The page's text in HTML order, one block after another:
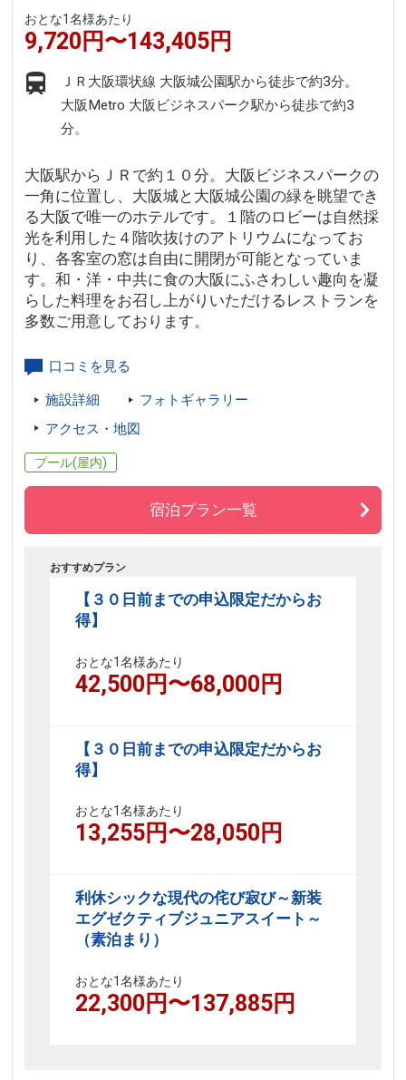
おとな1名様あたり
9,720円〜143,405円
ＪＲ大阪環状線 大阪城公園駅から徒歩で約3分。
大阪Metro 大阪ビジネスパーク駅から徒歩で約3
分。
大阪駅からＪＲで約１０分。大阪ビジネスパークの
一角に位置し、大阪城と大阪城公園の緑を眺望でき
る大阪で唯一のホテルです。１階のロビーは自然採
光を利用した４階吹抜けのアトリウムになってお
り、各客室の窓は自由に開閉が可能となっていま
す。和・洋・中共に食の大阪にふさわしい趣向を凝
らした料理をお召し上がりいただけるレストランを
多数ご用意しております。
口コミを見る
施設詳細
フォトギャラリー
アクセス・地図
プール(屋内)
宿泊プラン一覧
おすすめプラン
【３０日前までの申込限定だからお
得】
おとな1名様あたり
42,500 円〜68,000 円
【３０日前までの申込限定だからお
得】
おとな1名様あたり
13,255円〜28,050 円
利休シックな現代の侘び寂び～新装
エグゼクティブジュニアスイート～
（素泊まり）
おとな1名様あたり
22,300 円〜137,885円